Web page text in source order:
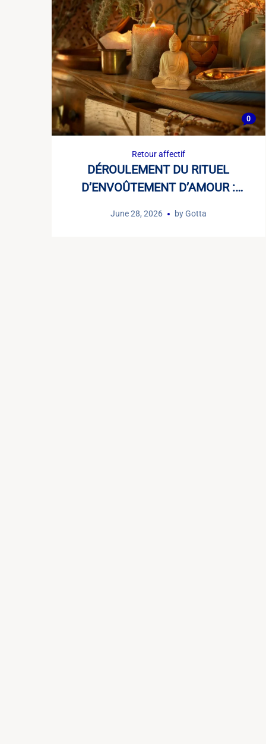
0
Retour affectif
DÉROULEMENT DU RITUEL
D’ENVOÛTEMENT D’AMOUR :
MARABOUT
June 28, 2026 byGotta